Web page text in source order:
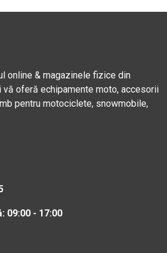
online & magazinele fizice din
vă oferă echipamente moto, accesorii
pentru motociclete, snowmobile,
09:00 - 17:00